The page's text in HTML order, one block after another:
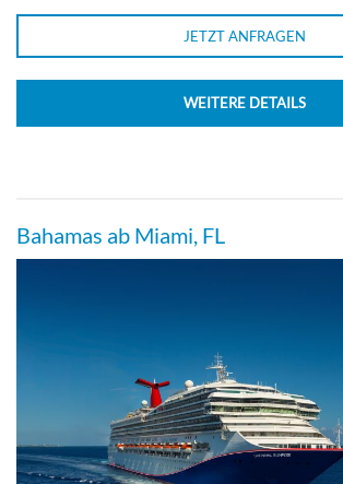
Veranda
Premium-Vista-Balkonkabine-[9C]
Empress-Deck
JETZT ANFRAGEN
WEITERE DETAILS
Bahamas ab Miami, FL